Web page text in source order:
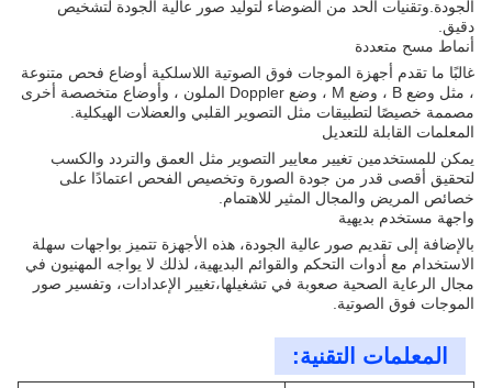
الجودة.وتقنيات الحد من الضوضاء لتوليد صور عالية الجودة لتشخيص
دقيق.
أنماط مسح متعددة
غالبًا ما تقدم أجهزة الموجات فوق الصوتية اللاسلكية أوضاع فحص متنوعة
، مثل وضع B ، وضع M ، وضع Doppler الملون ، وأوضاع متخصصة أخرى
مصممة خصيصًا لتطبيقات مثل التصوير القلبي والعضلات الهيكلية.
المعلمات القابلة للتعديل
يمكن للمستخدمين تغيير معايير التصوير مثل العمق والتردد والكسب
لتحقيق أقصى قدر من جودة الصورة وتخصيص الفحص اعتمادًا على
خصائص المريض والمجال المثير للاهتمام.
واجهة مستخدم بديهية
بالإضافة إلى تقديم صور عالية الجودة، هذه الأجهزة تتميز بواجهات سهلة
الاستخدام مع أدوات التحكم والقوائم البديهية، لذلك لا يواجه المهنيون في
مجال الرعاية الصحية صعوبة في تشغيلها،تغيير الإعدادات، وتفسير صور
الموجات فوق الصوتية.
المعلمات التقنية: